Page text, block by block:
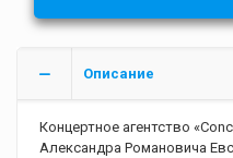
Описание
Концертное агентство
Александра Романовича